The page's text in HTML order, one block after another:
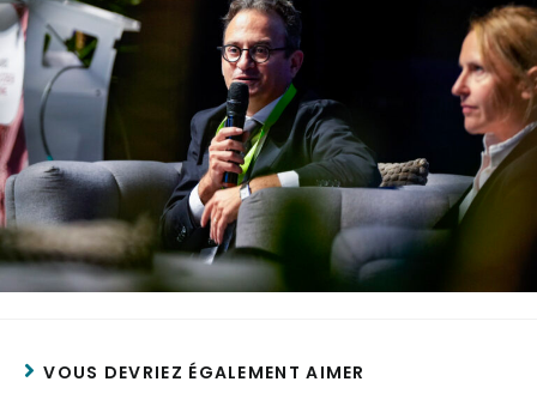
VOUS DEVRIEZ ÉGALEMENT AIMER